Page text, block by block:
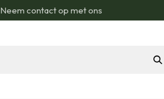
Neem contact op met ons